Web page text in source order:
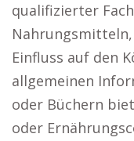
qualifizierter
Einfluss auf den
allgemeinen
oder Büchern
oder